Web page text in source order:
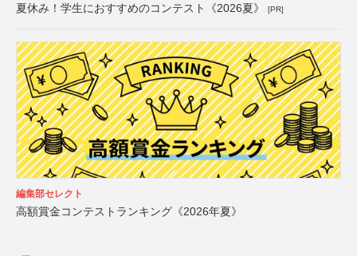
夏休み！学生におすすめのコンテスト《2026夏》 [PR]
編集部セレクト
高額賞金コンテストランキング《2026年夏》